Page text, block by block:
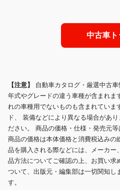
ス
中古車ト
【注意】 自動車カタログ・厳選中古
年式やグレードの違う車種が含まれま
れの車種用でないものも含まれていま
ド、 装備などにより異なる場合があ
ださい。 商品の価格・仕様・発売元等
商品の価格は本体価格と消費税込みの
品を購入される際などには、メーカー
品方法についてご確認の上、お買い求
ついて、出版元・編集部は一切関知し
す。